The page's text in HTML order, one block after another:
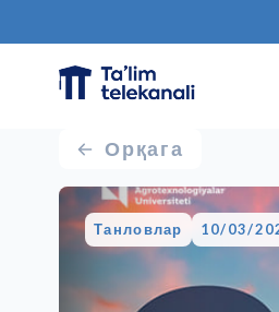
Орқага
Танловлар 10/03/